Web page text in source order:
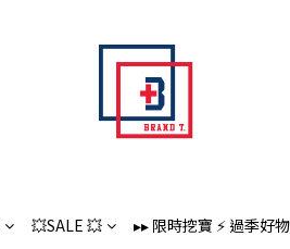
💥SALE 💥 ▸▸ 限時挖寶 ⚡️ 過季好